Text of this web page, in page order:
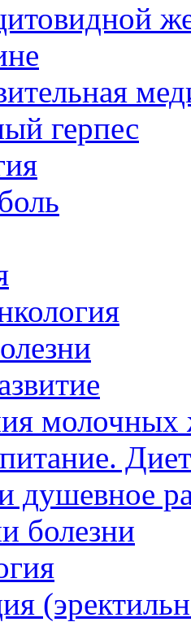
герпес
молочных
душевное
болезни